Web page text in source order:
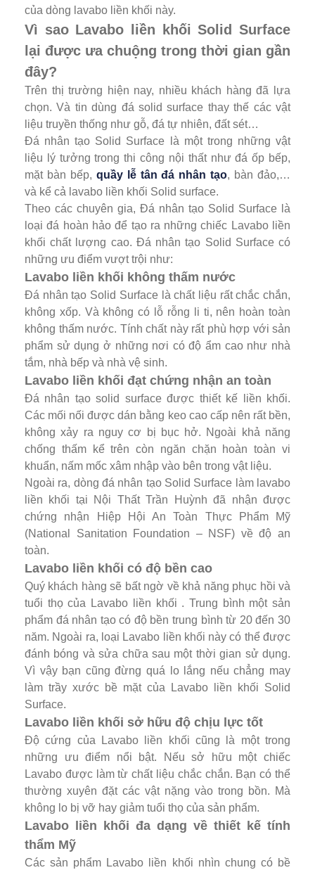
của dòng lavabo liền khối này.
Vì sao Lavabo liền khối Solid Surface
lại được ưa chuộng trong thời gian gần
đây?
Trên thị trường hiện nay, nhiều khách hàng đã lựa
chọn. Và tin dùng đá solid surface thay thế các vật
liệu truyền thống như gỗ, đá tự nhiên, đất sét…
Đá nhân tạo Solid Surface là một trong những vật
liệu lý tưởng trong thi công nội thất như đá ốp bếp,
mặt bàn bếp, quầy lễ tân đá nhân tạo, bàn đảo,…
và kể cả lavabo liền khối Solid surface.
Theo các chuyên gia, Đá nhân tạo Solid Surface là
loại đá hoàn hảo để tạo ra những chiếc Lavabo liền
khối chất lượng cao. Đá nhân tạo Solid Surface có
những ưu điểm vượt trội như:
Lavabo liền khối không thấm nước
Đá nhân tạo Solid Surface là chất liệu rất chắc chắn,
không xốp. Và không có lỗ rỗng li ti, nên hoàn toàn
không thấm nước. Tính chất này rất phù hợp với sản
phẩm sử dụng ở những nơi có độ ẩm cao như nhà
tắm, nhà bếp và nhà vệ sinh.
Lavabo liền khối đạt chứng nhận an toàn
Đá nhân tạo solid surface được thiết kế liền khối.
Các mối nối được dán bằng keo cao cấp nên rất bền,
không xảy ra nguy cơ bị bục hở. Ngoài khả năng
chống thấm kể trên còn ngăn chặn hoàn toàn vi
khuẩn, nấm mốc xâm nhập vào bên trong vật liệu.
Ngoài ra, dòng đá nhân tạo Solid Surface làm lavabo
liền khối tại Nội Thất Trần Huỳnh đã nhận được
chứng nhận Hiệp Hội An Toàn Thực Phẩm Mỹ
(National Sanitation Foundation – NSF) về độ an
toàn.
Lavabo liền khối có độ bền cao
Quý khách hàng sẽ bất ngờ về khả năng phục hồi và
tuổi thọ của Lavabo liền khối . Trung bình một sản
phẩm đá nhân tạo có độ bền trung bình từ 20 đến 30
năm. Ngoài ra, loại Lavabo liền khối này có thể được
đánh bóng và sửa chữa sau một thời gian sử dụng.
Vì vậy bạn cũng đừng quá lo lắng nếu chẳng may
làm trầy xước bề mặt của Lavabo liền khối Solid
Surface.
Lavabo liền khối sở hữu độ chịu lực tốt
Độ cứng của Lavabo liền khối cũng là một trong
những ưu điểm nổi bật. Nếu sở hữu một chiếc
Lavabo được làm từ chất liệu chắc chắn. Bạn có thể
thường xuyên đặt các vật nặng vào trong bồn. Mà
không lo bị vỡ hay giảm tuổi thọ của sản phẩm.
Lavabo liền khối đa dạng về thiết kế tính
thẩm Mỹ
Các sản phẩm Lavabo liền khối nhìn chung có bề